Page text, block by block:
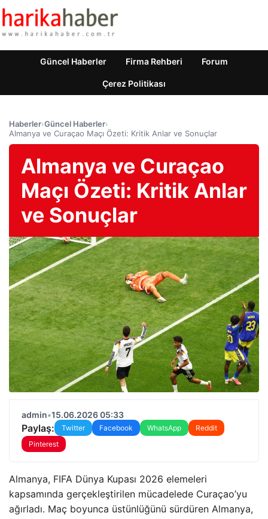
Güncel Haberler Firma Rehberi Forum
Çerez Politikası
Haberler›Güncel Haberler›
Almanya ve Curaçao Maçı Özeti: Kritik Anlar ve Sonuçlar
Almanya ve Curaçao
Maçı Özeti: Kritik Anlar
ve Sonuçlar
admin•15.06.2026 05:33
Paylaş: Twitter Facebook WhatsApp
Reddit
Pinterest
Almanya, FIFA Dünya Kupası 2026 elemeleri
kapsamında gerçekleştirilen mücadelede Curaçao’yu
ağırladı. Maç boyunca üstünlüğünü sürdüren Almanya,